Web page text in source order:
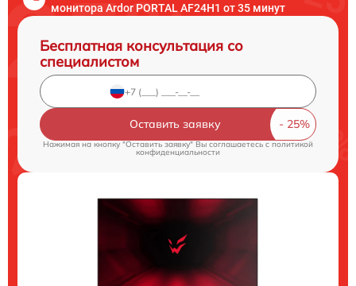
монитора Ardor PORTAL AF24H1 от 35 минут
Бесплатная консультация со
специалистом
Оставить заявку
Нажимая на кнопку "Оставить заявку" Вы соглашаетесь cполитикой
конфиденциальности